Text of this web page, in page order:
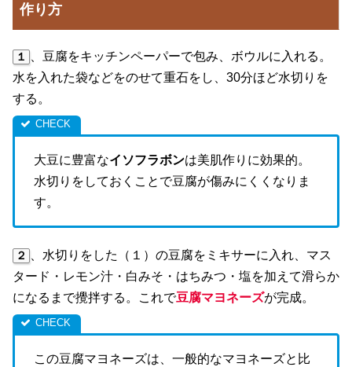
作り方
１ 、豆腐をキッチンペーパーで包み、ボウルに入れる。
水を入れた袋などをのせて重石をし、30分ほど水切りを
する。
大豆に豊富なイソフラボンは美肌作りに効果的。
水切りをしておくことで豆腐が傷みにくくなりま
す。
２ 、水切りをした（１）の豆腐をミキサーに入れ、マス
タード・レモン汁・白みそ・はちみつ・塩を加えて滑らか
になるまで攪拌する。これで豆腐マヨネーズが完成。
この豆腐マヨネーズは、一般的なマヨネーズと比